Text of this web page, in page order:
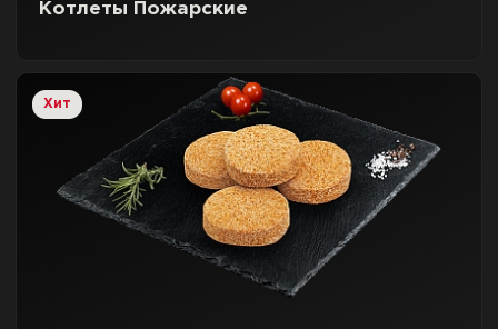
Котлеты Пожарские
Хит